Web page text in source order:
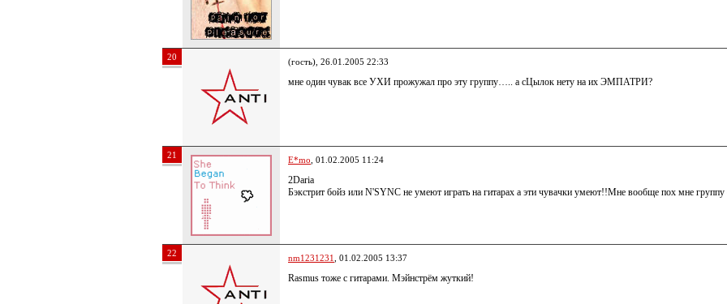
20 (гость), 26.01.2005 22:33
мне один чувак все УХИ прожужал про эту группу….. а сЦылок нету на их ЭМПАТРИ?
21 E*mo , 01.02.2005 11:24
2Daria
Бэкстрит бойз или N'SYNC не умеют играть на гитарах а эти чувачки умеют!!Мне вообще пох мне группу
22 nm1231231 , 01.02.2005 13:37
Rasmus тоже с гитарами. Мэйнстрём жуткий!